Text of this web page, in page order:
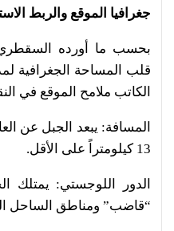
جغرافيا الموقع والربط
بحسب ما أورده
قلب المساحة الجغرافية
الكاتب ملامح الموقع في
المسافة: يبعد الجبل عن
13 كيلومتراً على الأقل.
الدور اللوجستي: يمتلك
“قاضب” ومناطق الساحل